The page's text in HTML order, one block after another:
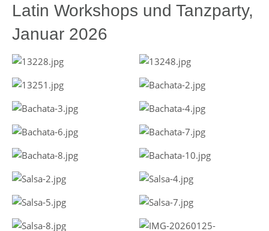
Latin Workshops und Tanzparty,
Januar 2026